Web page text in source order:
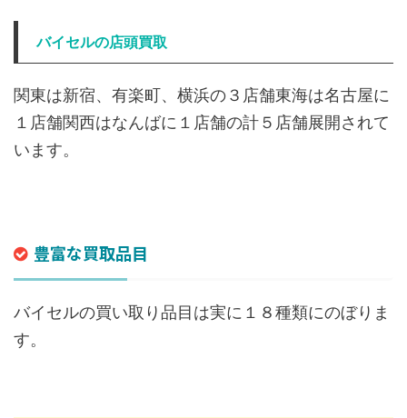
バイセルの店頭買取
関東は新宿、有楽町、横浜の３店舗東海は名古屋に
１店舗関西はなんばに１店舗の計５店舗展開されて
います。
豊富な買取品目
バイセルの買い取り品目は実に１８種類にのぼりま
す。